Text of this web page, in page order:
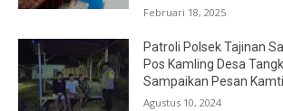
Februari 18, 2025
Patroli Polsek Tajinan
Pos Kamling Desa
Sampaikan Pesan
Agustus 10, 2024